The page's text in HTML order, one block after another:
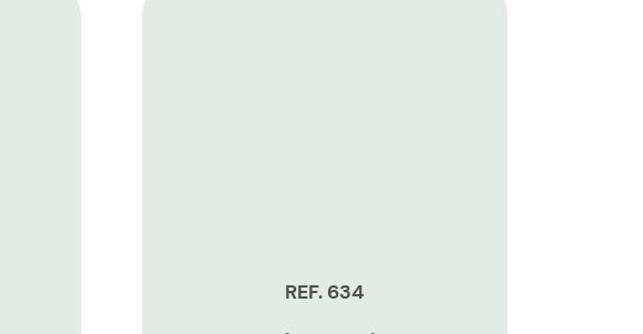
REF. 634